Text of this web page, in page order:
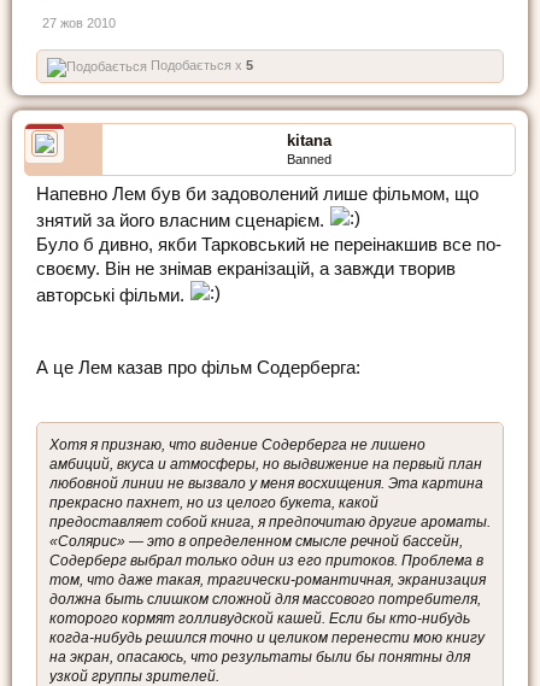
27 жов 2010
Подобається x 5
kitana
Banned
Напевно Лем був би задоволений лише фільмом, що
знятий за його власним сценарієм.
Було б дивно, якби Тарковський не переінакшив все по-
своєму. Він не знімав екранізацій, а завжди творив
авторські фільми.
А це Лем казав про фільм Содерберга:
Хотя я признаю, что видение Содерберга не лишено
амбиций, вкуса и атмосферы, но выдвижение на первый план
любовной линии не вызвало у меня восхищения. Эта картина
прекрасно пахнет, но из целого букета, какой
предоставляет собой книга, я предпочитаю другие ароматы.
«Солярис» — это в определенном смысле речной бассейн,
Содерберг выбрал только один из его притоков. Проблема в
том, что даже такая, трагически-романтичная, экранизация
должна быть слишком сложной для массового потребителя,
которого кормят голливудской кашей. Если бы кто-нибудь
когда-нибудь решился точно и целиком перенести мою книгу
на экран, опасаюсь, что результаты были бы понятны для
узкой группы зрителей.